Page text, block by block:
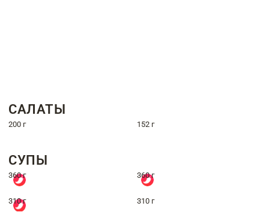
САЛАТЫ
200 г 152 г
СУПЫ
360 г 360 г
310 г 310 г